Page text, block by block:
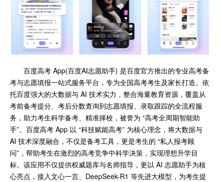
百度高考 App(百度AI志愿助手) 是百度官方推出的专业高考备
考与志愿填报一站式服务平台，专为全国高考考生及家长打造。依
托百度强大的大数据与 AI 技术实力，整合海量教育资源，覆盖从
考前备考提分、考后分数查询到志愿填报、录取跟踪的全流程服
务，助力考生科学备考、精准择校，被誉为 “高考全周期智能助
手”。百度高考 App 以 “科技赋能高考” 为核心理念，将大数据与
AI 技术深度融合，不仅是备考工具，更是考生的 “私人报考顾
问”，帮助考生在激烈的高考竞争中科学决策，实现理想升学目
标。该应用不仅提供权威题库与名师指导，更以 AI 志愿助手为核
心亮点，接入文心一言、DeepSeek-R1 等先进大模型，为考生提